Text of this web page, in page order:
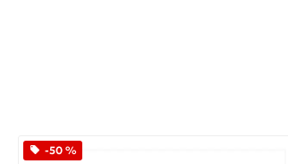
-50 %